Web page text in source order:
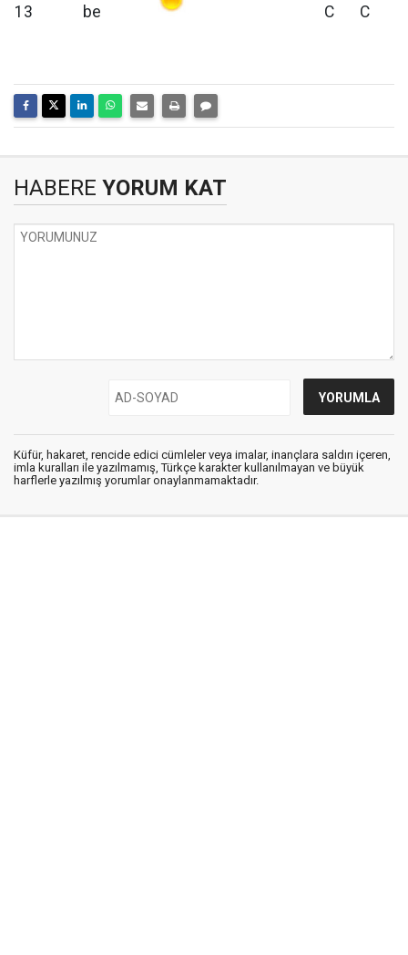
13
be
C
C
HABERE YORUM KAT
Küfür, hakaret, rencide edici cümleler veya imalar, inançlara saldırı içeren,
imla kuralları ile yazılmamış, Türkçe karakter kullanılmayan ve büyük
harflerle yazılmış yorumlar onaylanmamaktadır.